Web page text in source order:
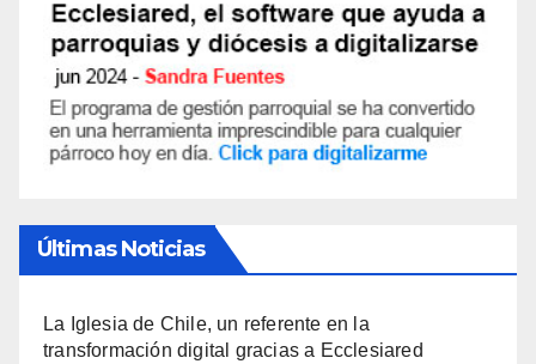
Últimas Noticias
La Iglesia de Chile, un referente en la
transformación digital gracias a Ecclesiared